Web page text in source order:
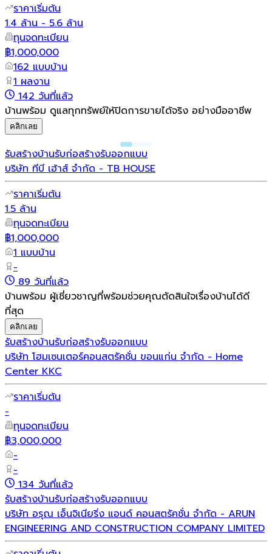
ราคาเริ่มต้น
1.4 ล้าน - 5.6 ล้าน
ทุนจดทะเบียน
฿1,000,000
162 แบบบ้าน
1 ผลงาน
142 วันที่แล้ว
บ้านพร้อม ดูแลทุกทรัพย์ให้ปิดการขายได้จริง อย่างมืออาชีพ
คลิกเลย
รับสร้างบ้านรับก่อสร้างรับออกแบบ
บริษัท ทีบี เฮ้าส์ จํากัด - TB HOUSE
ราคาเริ่มต้น
1.5 ล้าน
ทุนจดทะเบียน
฿1,000,000
1 แบบบ้าน
-
89 วันที่แล้ว
บ้านพร้อม ผู้เชี่ยวชาญที่พร้อมช่วยคุณตัดสินใจเรื่องบ้านได้ดี
ที่สุด
คลิกเลย
รับสร้างบ้านรับก่อสร้างรับออกแบบ
บริษัท โฮมเซนเตอร์คอนสตรัคชั่น ขอนแก่น จำกัด - Home
Center KKC
ราคาเริ่มต้น
-
ทุนจดทะเบียน
฿3,000,000
-
-
134 วันที่แล้ว
รับสร้างบ้านรับก่อสร้างรับออกแบบ
บริษัท อรุณ เอ็นจิเนียริ่ง แอนด์ คอนสตรัคชั่น จำกัด - ARUN
ENGINEERING AND CONSTRUCTION COMPANY LIMITED